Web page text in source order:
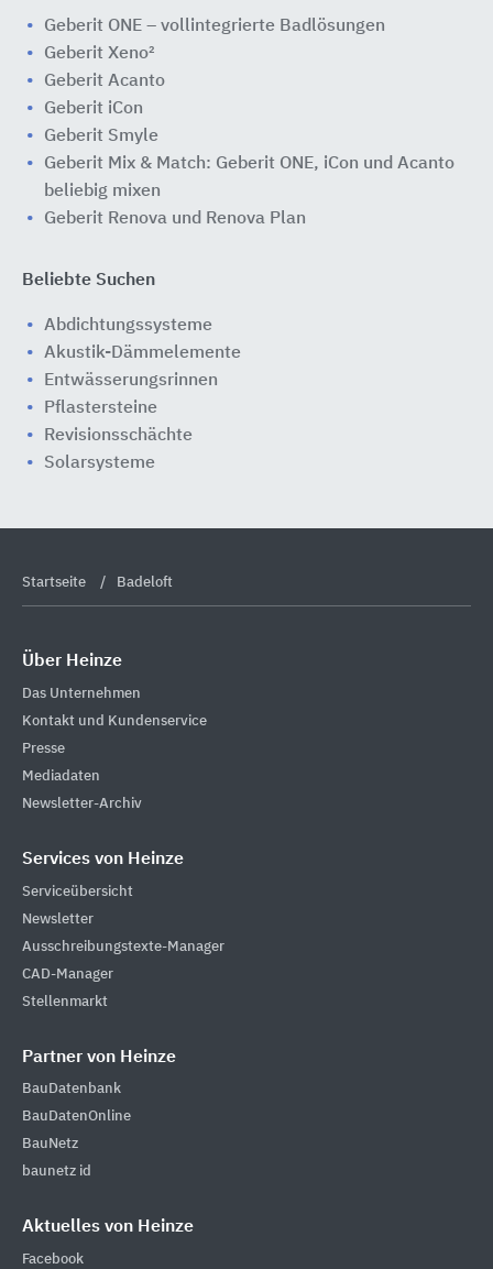
Geberit ONE – vollintegrierte Badlösungen
Geberit Xeno²
Geberit Acanto
Geberit iCon
Geberit Smyle
Geberit Mix & Match: Geberit ONE, iCon und Acanto
beliebig mixen
Geberit Renova und Renova Plan
Beliebte Suchen
Abdichtungssysteme
Akustik-Dämmelemente
Entwässerungsrinnen
Pflastersteine
Revisionsschächte
Solarsysteme
Startseite Badeloft
Über Heinze
Das Unternehmen
Kontakt und Kundenservice
Presse
Mediadaten
Newsletter-Archiv
Services von Heinze
Serviceübersicht
Newsletter
Ausschreibungstexte-Manager
CAD-Manager
Stellenmarkt
Partner von Heinze
BauDatenbank
BauDatenOnline
BauNetz
baunetz id
Aktuelles von Heinze
Facebook